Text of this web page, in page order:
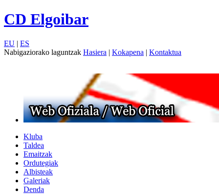
CD Elgoibar
EU | ES
Nabigaziorako laguntzak Hasiera | Kokapena | Kontaktua
Kluba
Taldea
Emaitzak
Ordutegiak
Albisteak
Galeriak
Denda